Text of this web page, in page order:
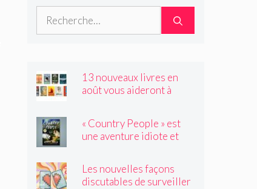
Rechercher :
13 nouveaux livres en
août vous aideront à
« Country People » est
une aventure idiote et
Les nouvelles façons
discutables de surveiller